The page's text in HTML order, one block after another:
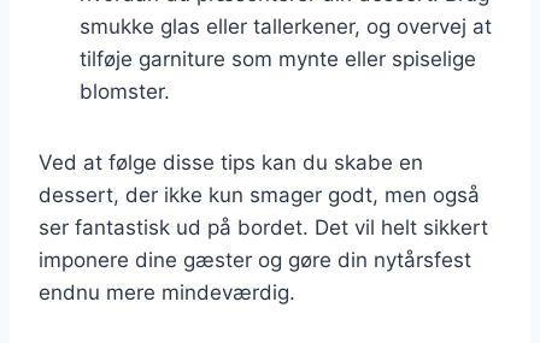
smukke glas eller tallerkener, og overvej at
tilføje garniture som mynte eller spiselige
blomster.
Ved at følge disse tips kan du skabe en
dessert, der ikke kun smager godt, men også
ser fantastisk ud på bordet. Det vil helt sikkert
imponere dine gæster og gøre din nytårsfest
endnu mere mindeværdig.